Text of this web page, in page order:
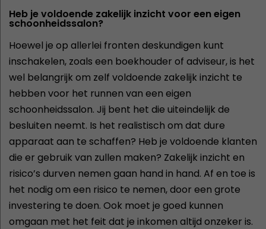
Heb je voldoende zakelijk inzicht voor een eigen
schoonheidssalon?
Hoewel je op allerlei fronten deskundigen kunt
inschakelen, zoals een boekhouder of adviseur, is het
wel belangrijk om zelf voldoende zakelijk inzicht te
hebben voor het runnen van een eigen
schoonheidssalon. Jij bent het die uiteindelijk de
besluiten neemt. Is het realistisch om dat dure
apparaat aan te schaffen? Heb je voldoende klanten
die er gebruik van zullen maken? Zakelijk inzicht en
risico’s durven nemen gaan hand in hand. Af en toe is
het nodig om een risico te nemen, door een grote
investering te doen. Ook moet je goed kunnen
omgaan met het feit dat je inkomen altijd onzeker is.